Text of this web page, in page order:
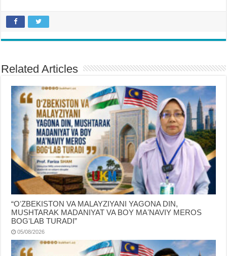
Related Articles
“OʻZBEKISTON VA MALAYZIYANI YAGONA DIN,
MUSHTARAK MADANIYAT VA BOY MAʼNAVIY MEROS
BOGʻLAB TURADI”
05/08/2026